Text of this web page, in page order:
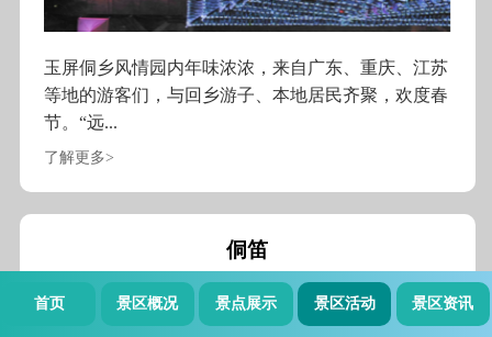
玉屏侗乡风情园内年味浓浓，来自广东、重庆、江苏
等地的游客们，与回乡游子、本地居民齐聚，欢度春
节。“远...
了解更多>
侗笛
首页 景区概况 景点展示 景区活动 景区资讯